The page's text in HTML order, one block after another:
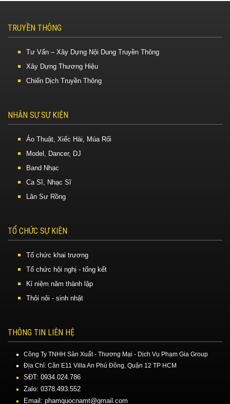
TRUYỀN THÔNG
Tư Vấn – Xây Dựng Nội Dung Truyền Thông
Xây Dựng Thương Hiệu
Chiến Dịch Truyền Thông
NHÂN SỰ SỰ KIỆN
Ảo Thuật, Xiếc Hài, Múa Rối
Model, Dancer, DJ
Band Nhạc
Ca Sĩ, Nhạc Sĩ
Lân Sư Rồng
TỔ CHỨC SỰ KIỆN
Tổ chức khai trương
Tổ chức hội nghị - tổng kết
Kỉ niệm năm thành lập
Thôi nôi - sinh nhật
THÔNG TIN LIÊN HỆ
Công Ty TNHH Sản Xuất - Thương Mại - Dịch Vụ Phạm Gia Group
Địa Chỉ: Căn E11 Villa An Phú Đông, Quận 12 TP HCM
SĐT: 0934.024.786
Zalo: 0378.493.552
Email: phamquocnamt@gmail.com